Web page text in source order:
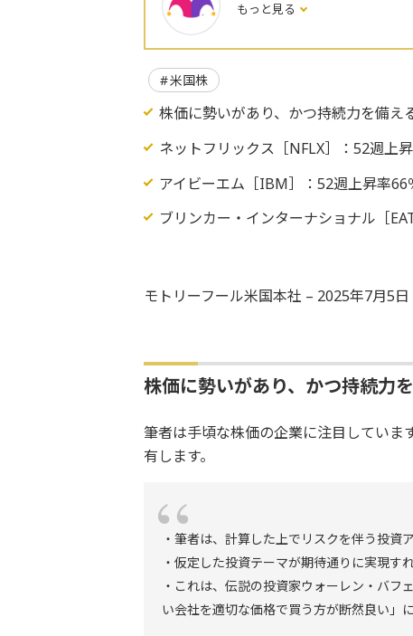
もっと見る
米国株
株価に勢いがあり、かつ持続力を備え
ネットフリックス［NFLX］：52週上
アイビーエム［IBM］：52週上昇率66
ブリンカー・インターナショナル［
モトリーフール米国本社 – 2025年7月5
株価に勢いがあり、かつ持続力
筆者は手頃な株価の企業に注目していま
有します。
・筆者は、計算した上でリスクを伴う投資
・仮定した投資テーマが期待通りに実現す
・これは、伝説の投資家ウォーレン・バフ
い会社を適切な価格で買う方が断然良い」